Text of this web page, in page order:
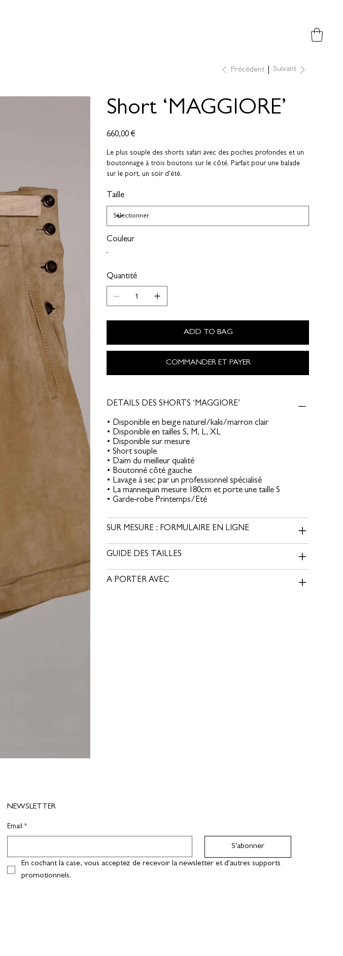
Précédent Suivant
Short ‘MAGGIORE’
Prix
660,00 €
Le plus souple des shorts safari avec des poches profondes et un
boutonnage à trois boutons sur le côté. Parfait pour une balade
sur le port, un soir d’été.
Taille
Couleur
Quantité
ADD TO BAG
COMMANDER ET PAYER
DETAILS DES SHORTS ‘MAGGIORE’
• Disponible en beige naturel/kaki/marron clair
• Disponible en tailles S, M, L, XL
• Disponible sur mesure
• Short souple
• Daim du meilleur qualité
• Boutonné côté gauche
• Lavage à sec par un professionnel spécialisé
• La mannequin mesure 180cm et porte une taille S
• Garde-robe Printemps/Eté
SUR MESURE : FORMULAIRE EN LIGNE
GUIDE DES TAILLES
A PORTER AVEC
NEWSLETTER
Email *
S'abonner
En cochant la case, vous acceptez de recevoir la newsletter et d'autres supports
promotionnels.